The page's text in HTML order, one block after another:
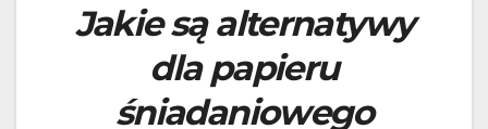
Jakie są alternatywy
dla papieru
śniadaniowego